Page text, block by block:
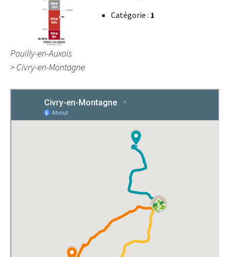
Pouilly-en-Auxois
> Civry-en-Montagne
Catégorie : 1